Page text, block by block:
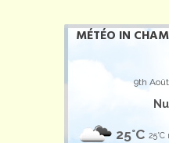
MÉTÉO IN
9th
25°C